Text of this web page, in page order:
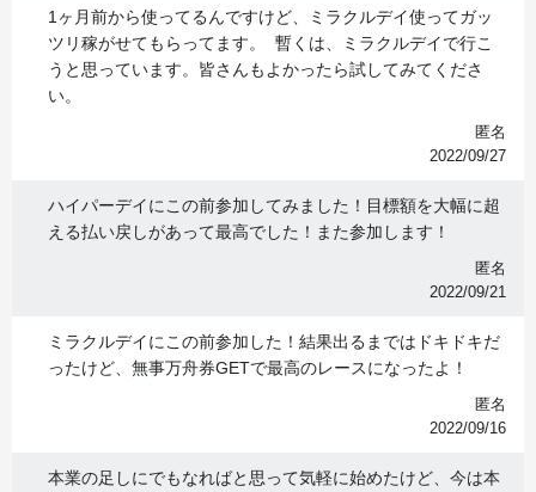
1ヶ月前から使ってるんですけど、ミラクルデイ使ってガッ
ツリ稼がせてもらってます。 暫くは、ミラクルデイで行こ
うと思っています。皆さんもよかったら試してみてくださ
い。
匿名
2022/09/27
ハイパーデイにこの前参加してみました！目標額を大幅に超
える払い戻しがあって最高でした！また参加します！
匿名
2022/09/21
ミラクルデイにこの前参加した！結果出るまではドキドキだ
ったけど、無事万舟券GETで最高のレースになったよ！
匿名
2022/09/16
本業の足しにでもなればと思って気軽に始めたけど、今は本